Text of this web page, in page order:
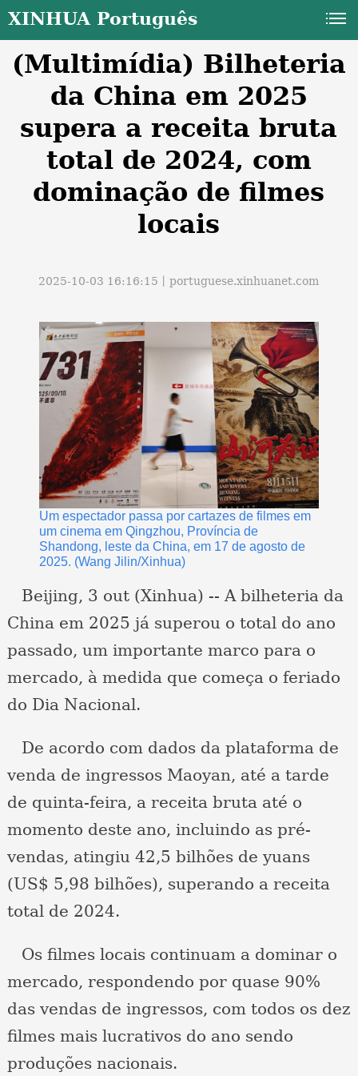
XINHUA Português
(Multimídia) Bilheteria
da China em 2025
supera a receita bruta
total de 2024, com
dominação de filmes
locais
2025-10-03 16:16:15丨portuguese.xinhuanet.com
Um espectador passa por cartazes de filmes em
um cinema em Qingzhou, Província de
Shandong, leste da China, em 17 de agosto de
2025. (Wang Jilin/Xinhua)
Beijing, 3 out (Xinhua) -- A bilheteria da
China em 2025 já superou o total do ano
passado, um importante marco para o
mercado, à medida que começa o feriado
do Dia Nacional.
De acordo com dados da plataforma de
venda de ingressos Maoyan, até a tarde
de quinta-feira, a receita bruta até o
momento deste ano, incluindo as pré-
vendas, atingiu 42,5 bilhões de yuans
(US$ 5,98 bilhões), superando a receita
total de 2024.
Os filmes locais continuam a dominar o
mercado, respondendo por quase 90%
das vendas de ingressos, com todos os dez
filmes mais lucrativos do ano sendo
produções nacionais.